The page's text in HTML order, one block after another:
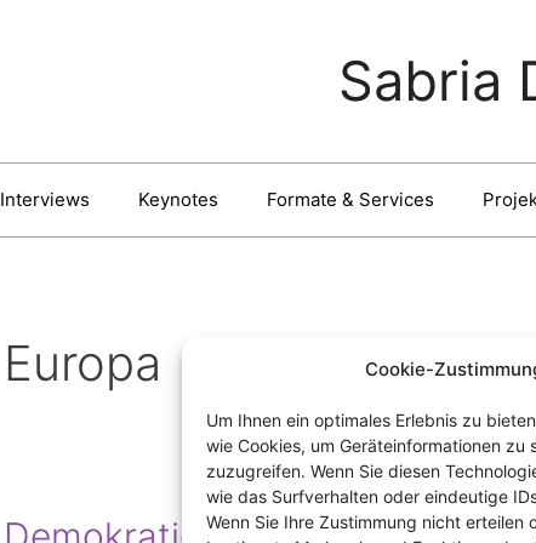
Cookie-
Um Ihnen ein optimales Erlebnis zu
wie Cookies, um Geräteinformationen zu
zuzugreifen. Wenn Sie diesen
wie das Surfverhalten oder eindeutige
Wenn Sie Ihre Zustimmung nicht erteilen
Sabria
Interviews Keynotes Formate & Services
Europa